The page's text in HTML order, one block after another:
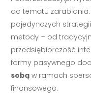
do tematu
pojedynczych
metody – od
przedsiębiorczość
formy pasywnego
sobą w ramach
finansowego.